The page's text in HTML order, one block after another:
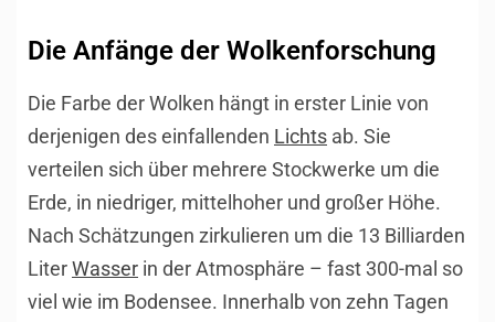
Die Anfänge der Wolkenforschung
Die Farbe der Wolken hängt in erster Linie von
derjenigen des einfallenden Lichts ab. Sie
verteilen sich über mehrere Stockwerke um die
Erde, in niedriger, mittelhoher und großer Höhe.
Nach Schätzungen zirkulieren um die 13 Billiarden
LiterWasser in der Atmosphäre – fast 300-mal so
viel wie im Bodensee. Innerhalb von zehn Tagen